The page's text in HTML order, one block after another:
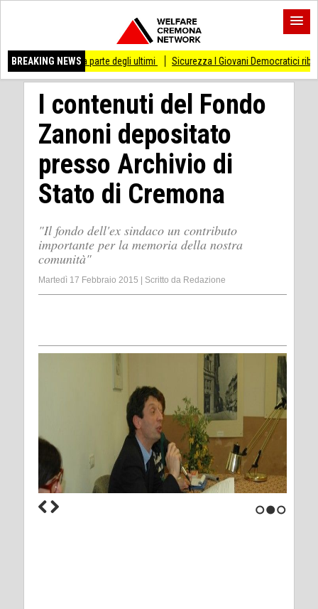
BREAKING NEWS
dalla parte degli ultimi Sicurezza I Giovani Democratici ribattono ai
I contenuti del Fondo
Zanoni depositato
presso Archivio di
Stato di Cremona
"Il fondo dell'ex sindaco un contributo
importante per la memoria della nostra
comunità"
Martedì 17 Febbraio 2015 Scritto da Redazione